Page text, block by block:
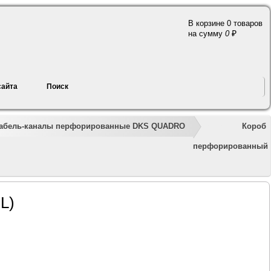
В корзине 0 товаров
на сумму 0
Поиск
»»
каналы перфорированные DKS QUADRO Короб
перфорированный